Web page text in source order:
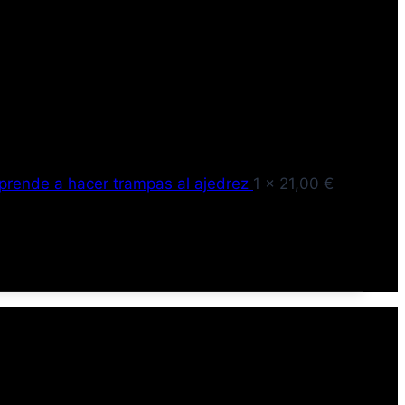
a hacer trampas al ajedrez 1 × 21,00 €